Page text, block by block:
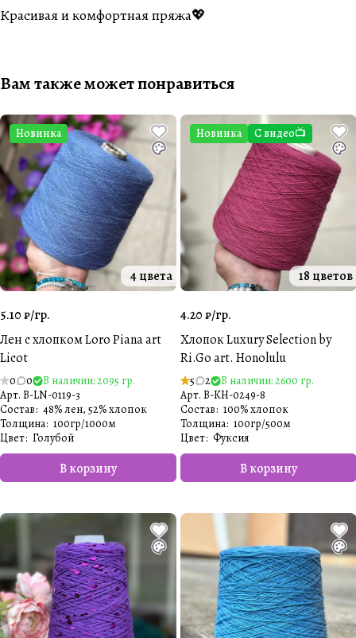
Красивая и комфортная пряжа💖
Вам также может понравиться
Новинка
4 цвета
5.10 ₽/гр.
Лен с хлопком Loro Piana art
Licot
0 0
В наличии: 2095 гр.
Арт. B-LN-0119-3
В корзину
Состав: 48% лен, 52% хлопок
Толщина: 100гр/1000м
Цвет: Голубой
Новинка С видео📺
18 цветов
4.20 ₽/гр.
Хлопок Luxury Selection by
Ri.Go art. Honolulu
5 2
В наличии: 2600 гр.
Арт. B-KH-0249-8
В корзину
Состав: 100% хлопок
Толщина: 100гр/500м
Цвет: Фуксия